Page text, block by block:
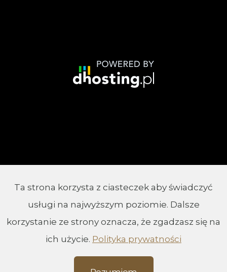
Ta strona korzysta z ciasteczek aby świadczyć
usługi na najwyższym poziomie. Dalsze
korzystanie ze strony oznacza, że zgadzasz się na
ich użycie. Polityka prywatności